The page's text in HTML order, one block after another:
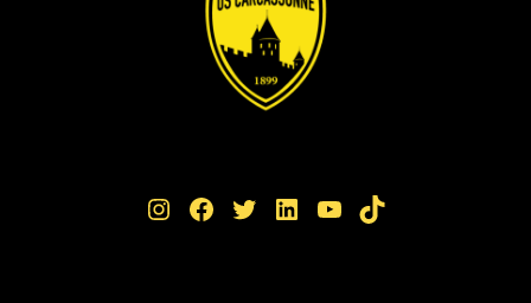
Instagram Facebook Twitter LinkedIn YouTube TikTok